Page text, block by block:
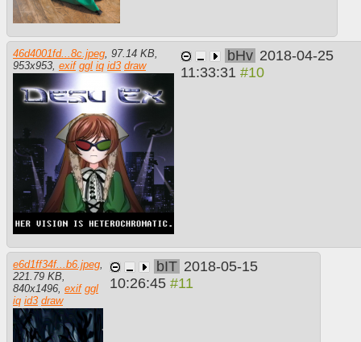
46d4001fd...8c.jpeg 97.14 KB
953x953 exif ggl iq id3 draw
bHv 2018-04-25
11:33:31
e6d1ff34f...b6.jpeg,
221.79 KB,
840x1496, exif ggl
iq id3 draw
bIT 2018-05-15
10:26:45